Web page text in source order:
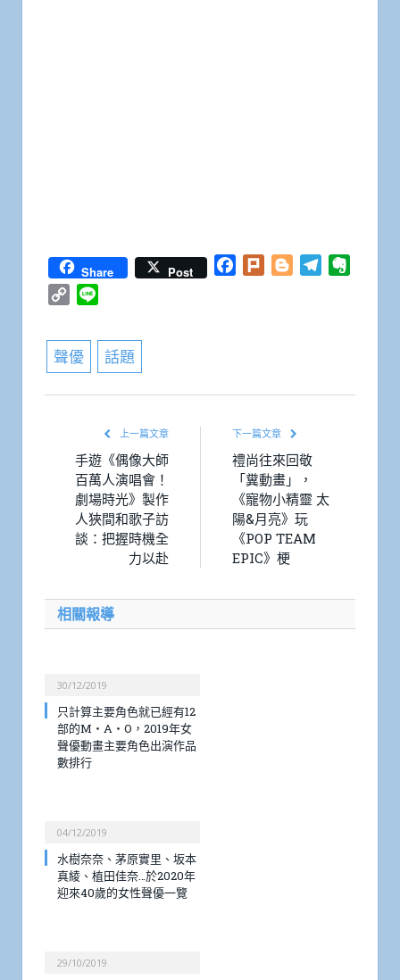
Share Post Facebook
Plurk BloggerTelegram
Copy
聲優 話題
上一篇文章
手遊《偶像大師
百萬人演唱會！
劇場時光》製作
人狹間和歌子訪
談：把握時機全
力以赴
下一篇文章
禮尚往來回敬
「糞動畫」，
《寵物小精靈 太
陽&月亮》玩
《POP TEAM
EPIC》梗
相關報導
30/12/2019
只計算主要角色就已經有12
部的M・A・O，2019年女
聲優動畫主要角色出演作品
數排行
04/12/2019
水樹奈奈、茅原實里、坂本
真綾、植田佳奈…於2020年
迎來40歲的女性聲優一覽
29/10/2019